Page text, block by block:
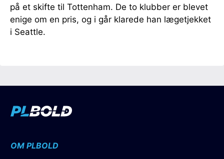
på et skifte til Tottenham. De to klubber er blevet
enige om en pris, og i går klarede han lægetjekket
i Seattle.
OM PLBOLD